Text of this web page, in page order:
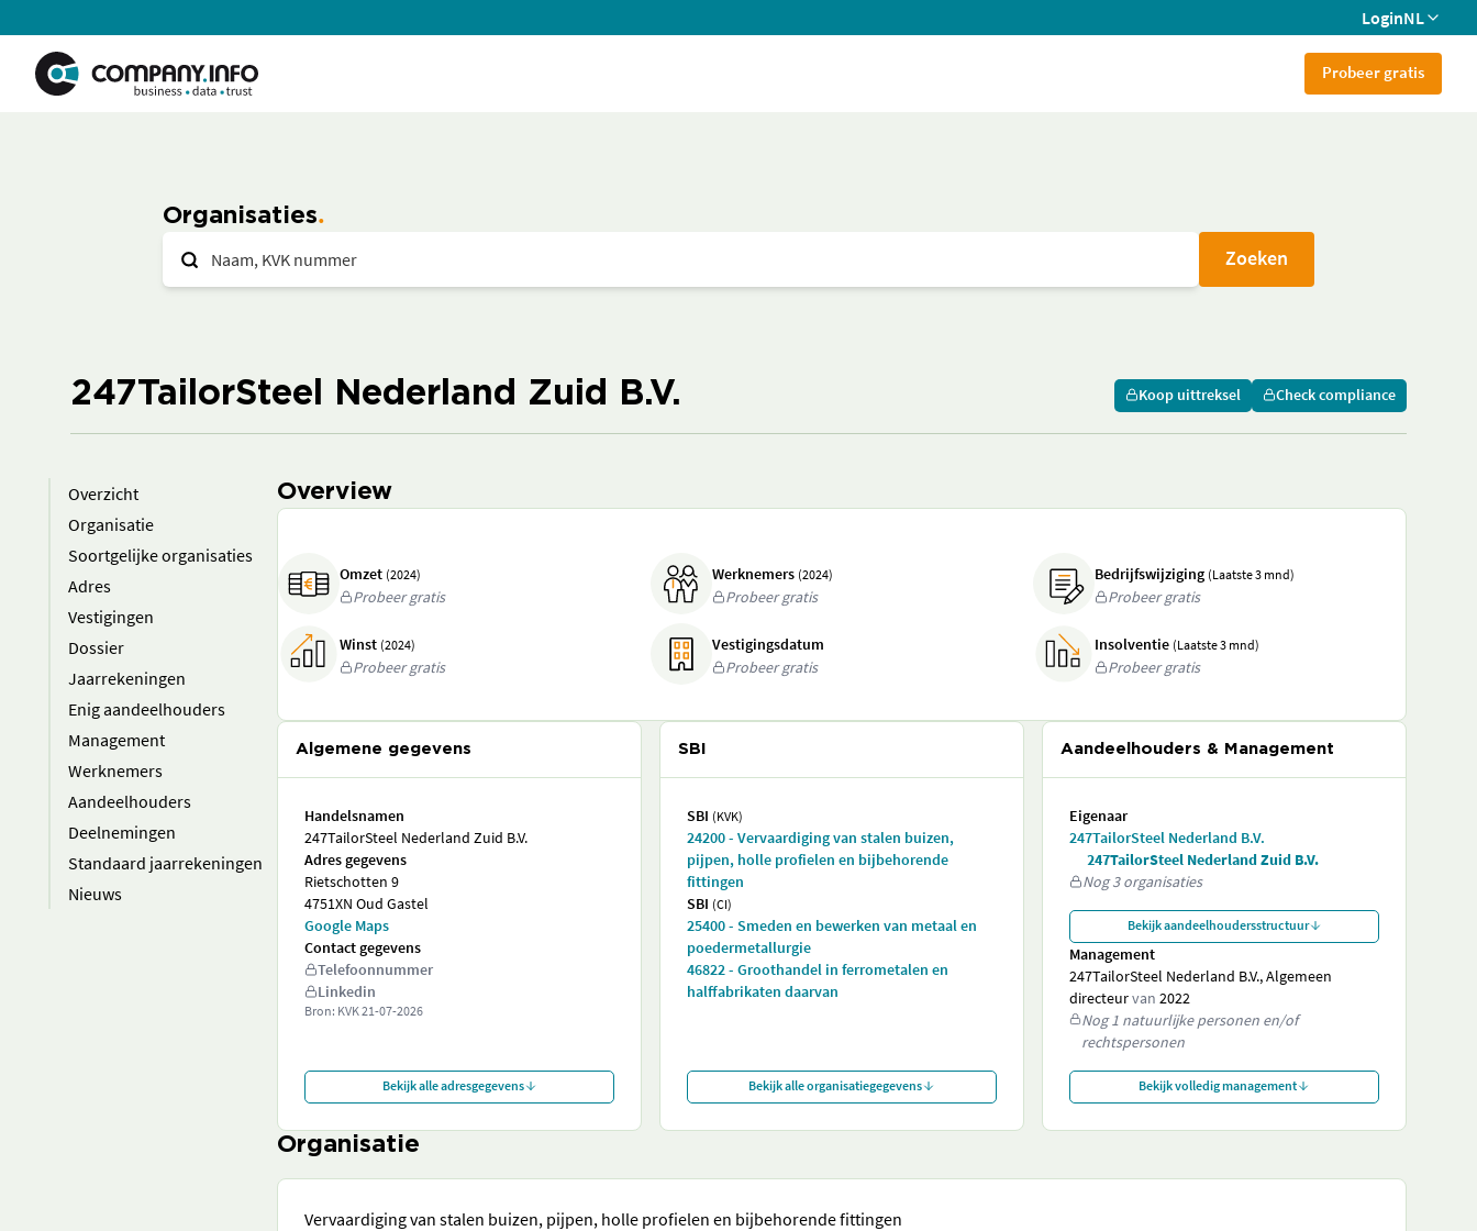
LoginNL
Probeer gratis
Organisaties
Zoeken
247TailorSteel Nederland Zuid B.V. Koop uittreksel Check compliance
Overzicht
Organisatie
Soortgelijke organisaties
Adres
Vestigingen
Dossier
Jaarrekeningen
Enig aandeelhouders
Management
Werknemers
Aandeelhouders
Deelnemingen
Standaard jaarrekeningen
Nieuws
Overview
Omzet (2024)
Probeer gratis
Werknemers (2024)
Probeer gratis
Bedrijfswijziging (Laatste 3 mnd)
Probeer gratis
Winst (2024)
Probeer gratis
Vestigingsdatum
Probeer gratis
Insolventie (Laatste 3 mnd)
Probeer gratis
Algemene gegevens
Handelsnamen
247TailorSteel Nederland Zuid B.V.
Adres gegevens
Rietschotten 9
4751XN Oud Gastel
Google Maps
Contact gegevens
Telefoonnummer
Linkedin
Bron: KVK21-07-2026
Bekijk alle adresgegevens
SBI
SBI (KVK)
24200 - Vervaardiging van stalen buizen,
pijpen, holle profielen en bijbehorende
fittingen
SBI (CI)
25400 - Smeden en bewerken van metaal en
poedermetallurgie
46822 - Groothandel in ferrometalen en
halffabrikaten daarvan
Bekijk alle organisatiegegevens
Aandeelhouders & Management
Eigenaar
247TailorSteel Nederland B.V.
247TailorSteel Nederland Zuid B.V.
Nog 3 organisaties
Bekijk aandeelhoudersstructuur
Management
247TailorSteel Nederland B.V., Algemeen
directeurvan 2022
Nog 1 natuurlijke personen en/of
rechtspersonen
Bekijk volledig management
Organisatie
Vervaardiging van stalen buizen, pijpen, holle profielen en bijbehorende fittingen